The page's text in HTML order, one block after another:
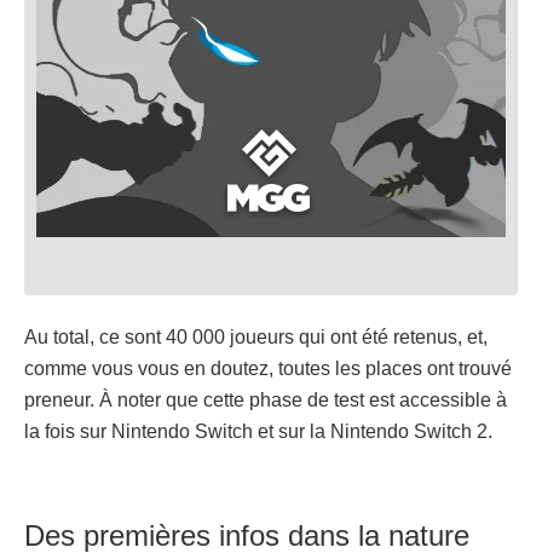
Au total, ce sont 40 000 joueurs qui ont été retenus, et,
comme vous vous en doutez, toutes les places ont trouvé
preneur. À noter que cette phase de test est accessible à
la fois sur Nintendo Switch et sur la Nintendo Switch 2.
Des premières infos dans la nature